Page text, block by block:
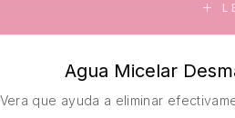
Agua Micelar
que ayuda a eliminar